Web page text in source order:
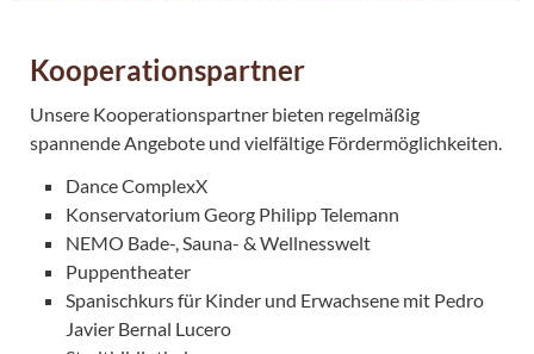
Kooperationspartner
Unsere Kooperationspartner bieten regelmäßig
spannende Angebote und vielfältige Fördermöglichkeiten.
Dance ComplexX
Konservatorium Georg Philipp Telemann
NEMO Bade-, Sauna- & Wellnesswelt
Puppentheater
Spanischkurs für Kinder und Erwachsene mit Pedro
Javier Bernal Lucero